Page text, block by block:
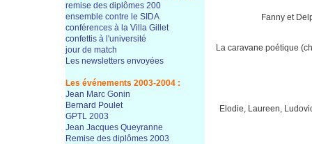
remise des diplômes 200
ensemble contre le SIDA
conférences à la Villa Gillet
confettis à l'université
jour de match
Les newsletters envoyées
Les événements 2003-2004 :
Jean Marc Gonin
Bernard Poulet
GPTL 2003
Jean Jacques Queyranne
Remise des diplômes 2003
Fanny et
La caravane poétique
Elodie, Laureen,